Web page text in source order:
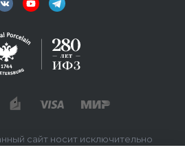
сайт носит исключительно